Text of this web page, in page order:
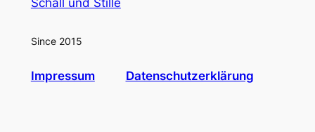
Since 2015
Impressum Datenschutzerklärung